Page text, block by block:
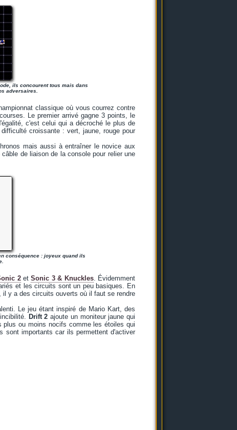
ils concourent tous mais dans
adversaires.
classique où vous courrez contre
Le premier arrivé gagne 3 points, le
c'est celui qui a décroché le plus de
croissante : vert, jaune, rouge pour
mais aussi à entraîner le novice aux
de liaison de la console pour relier une
conséquence : joyeux quand ils
2etSonic 3 & Knuckles. Évidemment
et les circuits sont un peu basiques. En
y a des circuits ouverts où il faut se rendre
Le jeu étant inspiré de Mario Kart, des
Drift 2 ajoute un moniteur jaune qui
plus ou moins nocifs comme les étoiles qui
sont importants car ils permettent d'activer